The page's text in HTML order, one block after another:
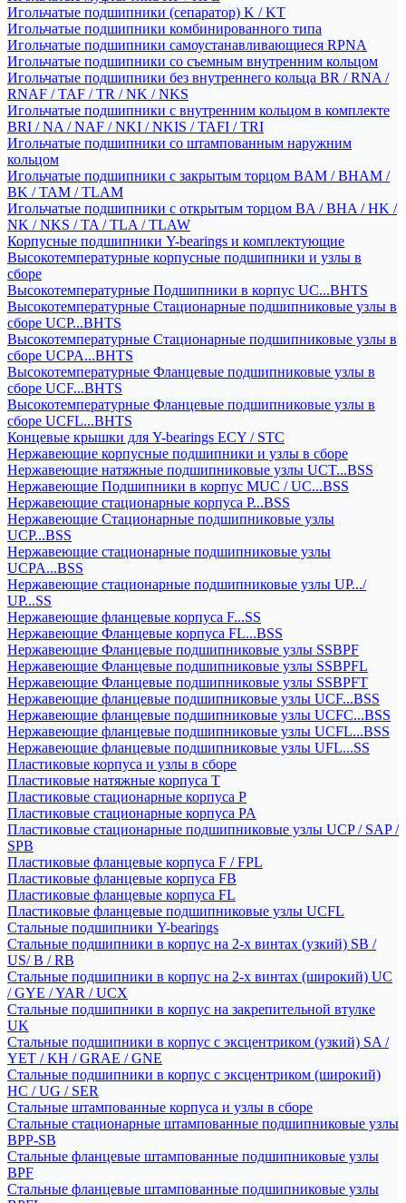
Игольчатые подшипники (сепаратор) K / KT
Игольчатые подшипники комбинированного типа
Игольчатые подшипники самоустанавливающиеся RPNA
Игольчатые подшипники со съемным внутренним кольцом
Игольчатые подшипники без внутреннего кольца BR / RNA /
RNAF / TAF / TR / NK / NKS
Игольчатые подшипники с внутренним кольцом в комплекте
BRI / NA / NAF / NKI / NKIS / TAFI / TRI
Игольчатые подшипники со штампованным наружним
кольцом
Игольчатые подшипники с закрытым торцом BAM / BHAM /
BK / TAM / TLAM
Игольчатые подшипники с открытым торцом BA / BHA / HK /
NK / NKS / TA / TLA / TLAW
Корпусные подшипники Y-bearings и комплектующие
Высокотемпературные корпусные подшипники и узлы в
сборе
Высокотемпературные Подшипники в корпус UC...BHTS
Высокотемпературные Стационарные подшипниковые узлы в
сборе UCP...BHTS
Высокотемпературные Стационарные подшипниковые узлы в
сборе UCPA...BHTS
Высокотемпературные Фланцевые подшипниковые узлы в
сборе UCF...BHTS
Высокотемпературные Фланцевые подшипниковые узлы в
сборе UCFL...BHTS
Концевые крышки для Y-bearings ECY / STC
Нержавеющие корпусные подшипники и узлы в сборе
Нержавеющие натяжные подшипниковые узлы UCT...BSS
Нержавеющие Подшипники в корпус MUC / UC...BSS
Нержавеющие стационарные корпуса P...BSS
Нержавеющие Стационарные подшипниковые узлы
UCP...BSS
Нержавеющие стационарные подшипниковые узлы
UCPA...BSS
Нержавеющие стационарные подшипниковые узлы UP.../
UP...SS
Нержавеющие фланцевые корпуса F...SS
Нержавеющие Фланцевые корпуса FL...BSS
Нержавеющие Фланцевые подшипниковые узлы SSBPF
Нержавеющие Фланцевые подшипниковые узлы SSBPFL
Нержавеющие Фланцевые подшипниковые узлы SSBPFT
Нержавеющие фланцевые подшипниковые узлы UCF...BSS
Нержавеющие фланцевые подшипниковые узлы UCFC...BSS
Нержавеющие фланцевые подшипниковые узлы UCFL...BSS
Нержавеющие фланцевые подшипниковые узлы UFL...SS
Пластиковые корпуса и узлы в сборе
Пластиковые натяжные корпуса T
Пластиковые стационарные корпуса P
Пластиковые стационарные корпуса PA
Пластиковые стационарные подшипниковые узлы UCP / SAP /
SPB
Пластиковые фланцевые корпуса F / FPL
Пластиковые фланцевые корпуса FB
Пластиковые фланцевые корпуса FL
Пластиковые фланцевые подшипниковые узлы UCFL
Стальные подшипники Y-bearings
Стальные подшипники в корпус на 2-х винтах (узкий) SB /
US/ B / RB
Стальные подшипники в корпус на 2-х винтах (широкий) UC
/ GYE / YAR / UCX
Стальные подшипники в корпус на закрепительной втулке
UK
Стальные подшипники в корпус с эксцентриком (узкий) SA /
YET / KH / GRAE / GNE
Стальные подшипники в корпус с эксцентриком (широкий)
HC / UG / SER
Стальные штампованные корпуса и узлы в сборе
Стальные стационарные штампованные подшипниковые узлы
BPP-SB
Стальные фланцевые штампованные подшипниковые узлы
BPF
Стальные фланцевые штампованные подшипниковые узлы